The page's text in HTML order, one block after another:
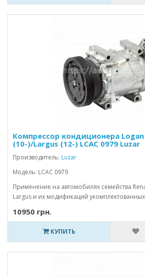
Компрессор кондиционера
(10-)/Largus (12-) LCAC 0979 Luzar
Производитель: Luzar
Модель: LCAC 0979
Применение на автомобилях семейства
Largus и их модификаций
10950 грн.
КУПИТЬ